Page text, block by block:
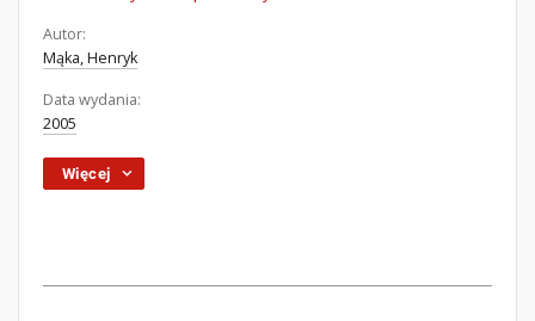
Autor:
Mąka, Henryk
Data wydania:
2005
Więcej